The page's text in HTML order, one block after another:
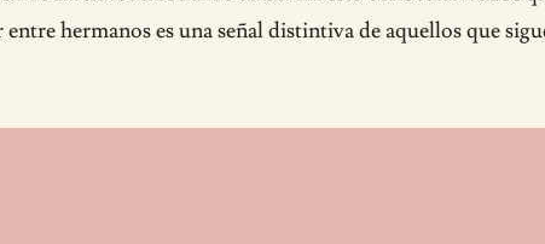
hermanos es una señal distintiva de aquellos que